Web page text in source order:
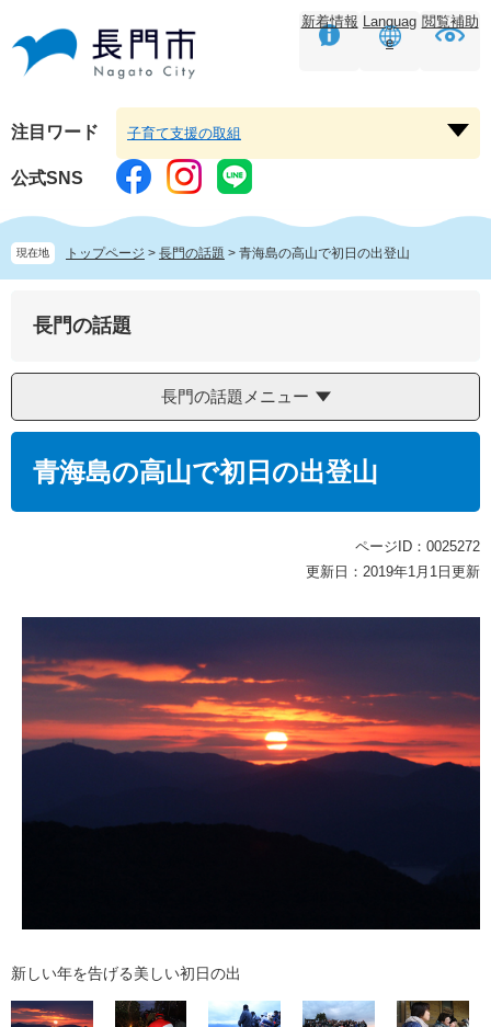
頭
す。
飛
し
本
文
へ
新着情報 Languag
e
閲覧補助
注目ワード
ー
子育て支援の取組
公式SNS
現在地 トップページ > 長門の話題 > 青海島の高山で初日の出登山
長門の話題
長門の話題メニュー
青海島の高山で初日の出登山
ページID：0025272
更新日：2019年1月1日更新
新しい年を告げる美しい初日の出